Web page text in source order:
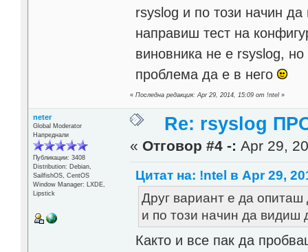
rsyslog и по този начин
направиш тест на
виновника не е rsyslog,
проблема да е в него
«Последна редакция: Apr 29, 2014, 15:09 от !ntel »
neter
Global Moderator
Напреднали
Публикации: 3408
Distribution: Debian,
SailfishOS, CentOS
Window Manager: LXDE,
Lipstick
Re: rsyslog
« Отговор #4 -: Apr 29,
Цитат на: !ntel в Apr 29,
Друг вариант е да
и по този начин да видиш
Както и все пак да